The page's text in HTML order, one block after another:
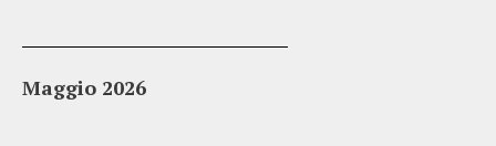
Maggio 2026